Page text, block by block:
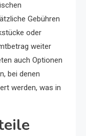
Gebühren
oder
weiter
auch Optionen
bei denen
werden, was in